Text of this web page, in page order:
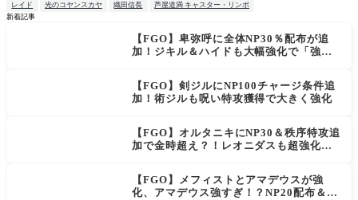
レイド
光のコヤンスカヤ 織田信長
芦屋道満 キャスター・リンボ
新着記事
【FGO】卑弥呼に全体NP30％配布が追
加！ジキル＆ハイドも大幅強化で「強す
【FGO】剣ジルにNP100チャージ条件追
加！術ジルも呪い特攻獲得で大きく強化
【FGO】オルタニキにNP30＆秩序特攻追
加で金時超え？！レオニダスも超強化で
【FGO】メフィストとアマデウスが強
化、アマデウス強すぎ！？NP20配布＆Ar